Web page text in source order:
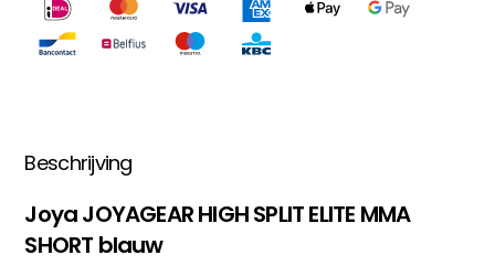
Beschrijving
Joya JOYAGEAR HIGH SPLIT ELITE MMA
SHORT blauw